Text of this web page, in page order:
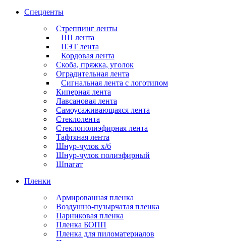
Спецленты
Стреппинг ленты
ПП лента
ПЭТ лента
Кордовая лента
Скоба, пряжка, уголок
Оградительная лента
Сигнальная лента с логотипом
Киперная лента
Лавсановая лента
Самоусаживающаяся лента
Стеклолента
Стеклополиэфирная лента
Тафтяная лента
Шнур-чулок х/б
Шнур-чулок полиэфирный
Шпагат
Пленки
Армированная пленка
Воздушно-пузырчатая пленка
Парниковая пленка
Пленка БОПП
Пленка для пиломатериалов